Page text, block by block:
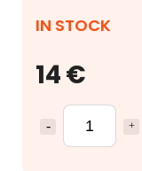
14 €
IN STOCK